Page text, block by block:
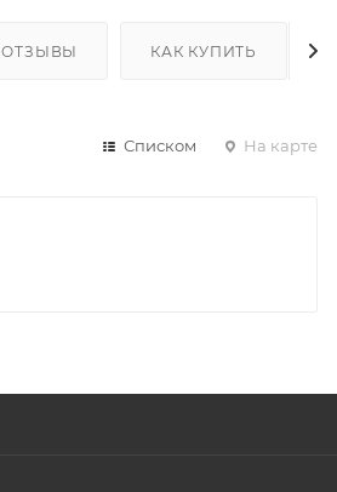
ОТЗЫВЫ КАК КУПИТЬ
Списком На карте